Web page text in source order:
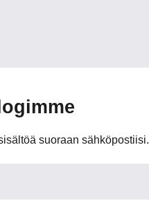
suoraan sähköpostiisi.